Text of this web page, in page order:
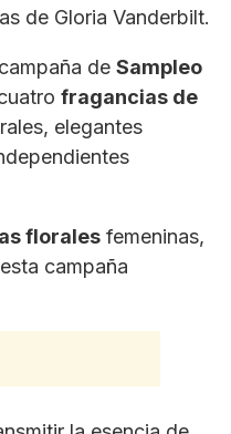
de Gloria Vanderbilt.
de Sampleo
fragancias de
elegantes
florales femeninas,
campaña